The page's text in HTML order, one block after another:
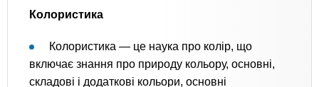
Колористика
Колористика — це наука про колір, що
включає знання про природу кольору, основні,
складові і додаткові кольори, основні